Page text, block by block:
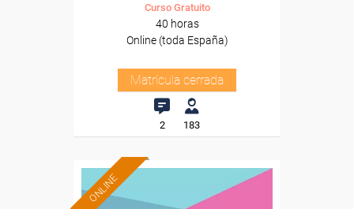
Curso Gratuito
40 horas
Online (toda España)
Matrícula cerrada
2 183
ONLINE